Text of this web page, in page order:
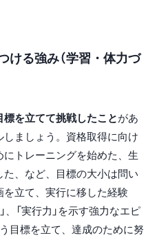
ける強み（学習・体力づ
標を立てて挑戦したことがあ
ましょう。資格取得に向け
トレーニングを始めた、生
、など、目標の大小は問い
立て、実行に移した経験
、「実行力」を示す強力なエピ
目標を立て、達成のために努